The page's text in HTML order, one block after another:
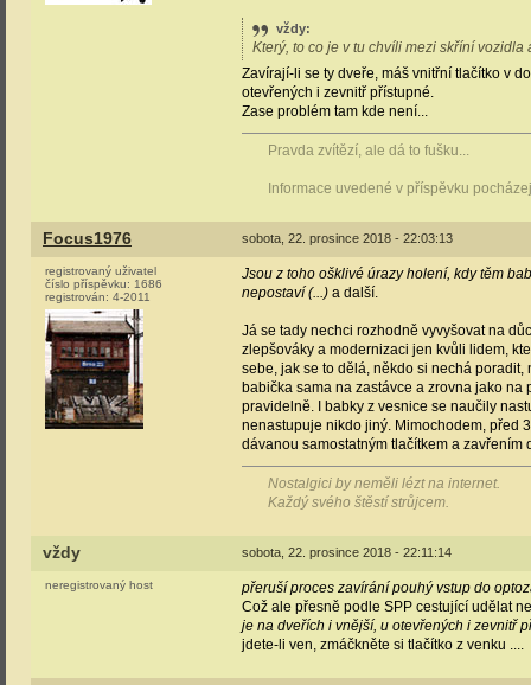
vždy:
Který, to co je v tu chvíli mezi skříní
Zavírají-li se ty dveře, máš vnitřní tlačítko v
otevřených i zevnitř přístupné.
Zase problém tam kde není...
Pravda zvítězí, ale dá to fušku...
Informace uvedené v příspěvku
Focus1976 sobota, 22. prosince 2018 - 22:03:13
registrovaný uživatel
číslo příspěvku: 1686
registrován: 4-2011
Jsou z toho ošklivé úrazy holení, kdy těm
nepostaví (...) a další.
Já se tady nechci rozhodně vyvyšovat na
zlepšováky a modernizaci jen kvůli lidem,
sebe, jak se to dělá, někdo si nechá
babička sama na zastávce a zrovna jako na
pravidelně. I babky z vesnice se naučily
nenastupuje nikdo jiný. Mimochodem, před
dávanou samostatným tlačítkem a
Nostalgici by neměli lézt na internet.
Každý svého štěstí strůjcem.
vždy sobota, 22. prosince 2018 - 22:11:14
neregistrovaný host
přeruší proces zavírání pouhý vstup do
Což ale přesně podle SPP cestující udělat
je na dveřích i vnější, u otevřených i zevnitř
jdete-li ven, zmáčkněte si tlačítko z venku ....